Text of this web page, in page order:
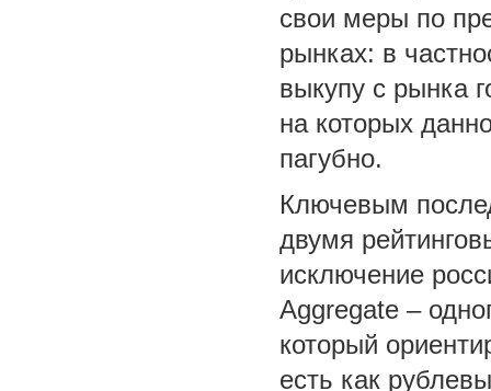
свои меры по
рынках: в
выкупу с рынка
на которых
пагубно.
Ключевым
двумя
исключение
Aggregate –
который
есть как